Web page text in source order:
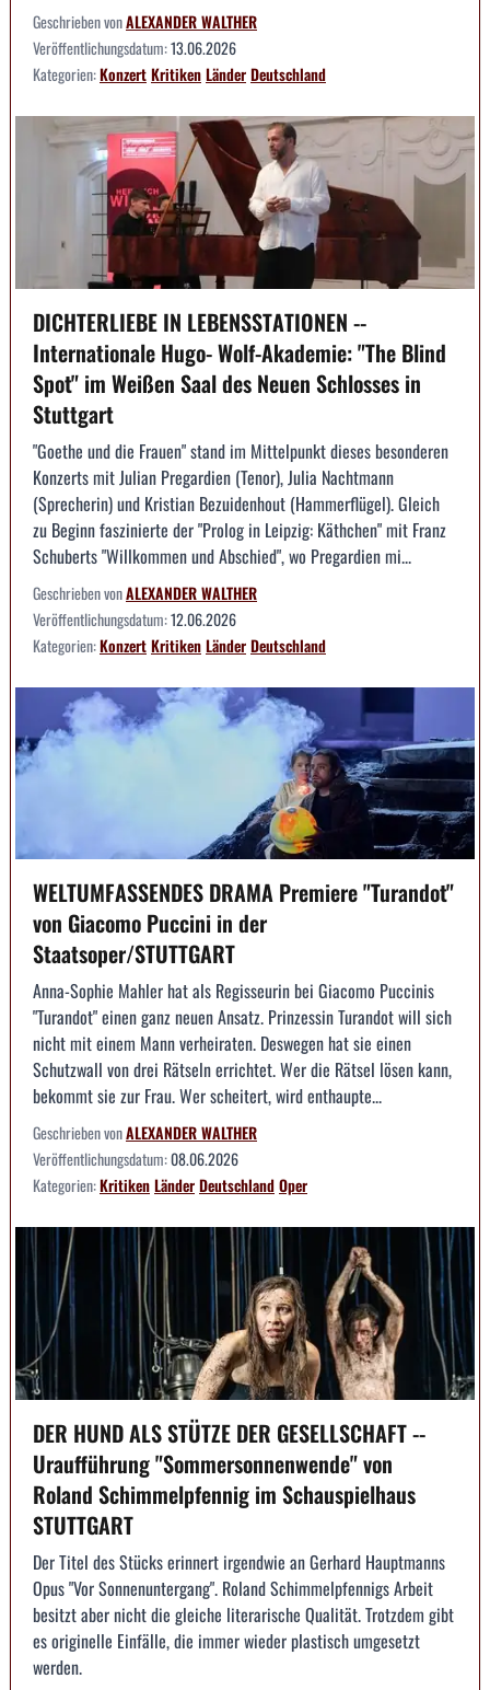
Geschrieben vonALEXANDER WALTHER
Veröffentlichungsdatum:13.06.2026
Kategorien:KonzertKritikenLänderDeutschland
DICHTERLIEBE IN LEBENSSTATIONEN --
Internationale Hugo- Wolf-Akademie: "The Blind
Spot" im Weißen Saal des Neuen Schlosses in
Stuttgart
"Goethe und die Frauen" stand im Mittelpunkt dieses besonderen
Konzerts mit Julian Pregardien (Tenor), Julia Nachtmann
(Sprecherin) und Kristian Bezuidenhout (Hammerflügel). Gleich
zu Beginn faszinierte der "Prolog in Leipzig: Käthchen" mit Franz
Schuberts "Willkommen und Abschied", wo Pregardien mi...
Geschrieben vonALEXANDER WALTHER
Veröffentlichungsdatum:12.06.2026
Kategorien:KonzertKritikenLänderDeutschland
WELTUMFASSENDES DRAMA Premiere "Turandot"
von Giacomo Puccini in der
Staatsoper/STUTTGART
Anna-Sophie Mahler hat als Regisseurin bei Giacomo Puccinis
"Turandot" einen ganz neuen Ansatz. Prinzessin Turandot will sich
nicht mit einem Mann verheiraten. Deswegen hat sie einen
Schutzwall von drei Rätseln errichtet. Wer die Rätsel lösen kann,
bekommt sie zur Frau. Wer scheitert, wird enthaupte...
Geschrieben vonALEXANDER WALTHER
Veröffentlichungsdatum:08.06.2026
Kategorien:KritikenLänderDeutschlandOper
DER HUND ALS STÜTZE DER GESELLSCHAFT --
Uraufführung "Sommersonnenwende" von
Roland Schimmelpfennig im Schauspielhaus
STUTTGART
Der Titel des Stücks erinnert irgendwie an Gerhard Hauptmanns
Opus "Vor Sonnenuntergang". Roland Schimmelpfennigs Arbeit
besitzt aber nicht die gleiche literarische Qualität. Trotzdem gibt
es originelle Einfälle, die immer wieder plastisch umgesetzt
werden.